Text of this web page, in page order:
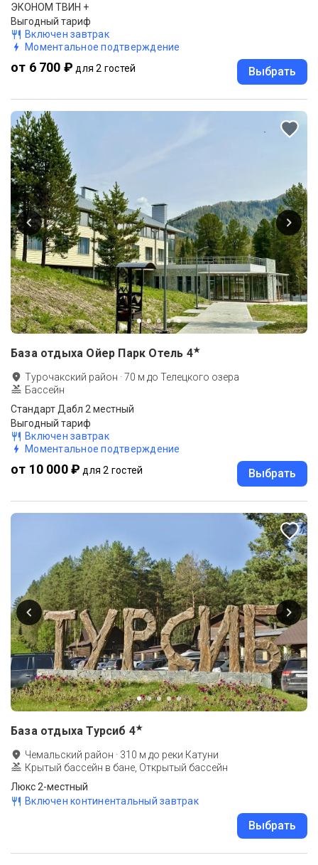
ЭКОНОМ ТВИН +
Выгодный тариф
Включен завтрак
Моментальное подтверждение
от 6 700 ₽ для 2 гостей Выбрать
База отдыха Ойер Парк Отель 4★
Турочакский район ·70 м до Телецкого озера
Бассейн
Стандарт Дабл 2 местный
Выгодный тариф
Включен завтрак
Моментальное подтверждение
от 10 000 ₽ для 2 гостей Выбрать
База отдыха Турсиб 4★
Чемальский район · 310 м до реки Катуни
Крытый бассейн в бане, Открытый бассейн
Люкс 2-местный
Включен континентальный завтрак
Выбрать